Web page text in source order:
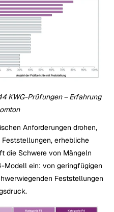
KWG-Prüfungen – Erfahrung
Anforderungen drohen,
erhebliche
die Schwere von Mängeln
Modell ein: von geringfügigen
Feststellungen